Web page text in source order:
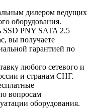
дилером ведущих
оборудования.
SSD PNY SATA 2.5
вы получаете
гарантией по
любого сетевого и
и странам СНГ.
вопросам
оборудования.